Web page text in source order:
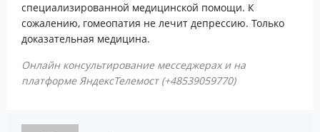
специализированной медицинской помощи. К
сожалению, гомеопатия не лечит депрессию. Только
доказательная медицина.
Онлайн консультирование месседжерах и на
платформе ЯндексТелемост (+48539059770)